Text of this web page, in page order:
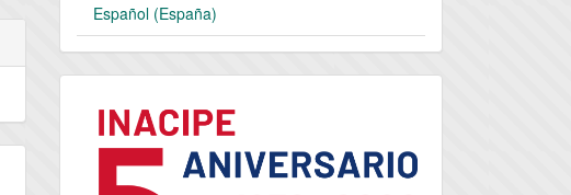
Español (España)
logo